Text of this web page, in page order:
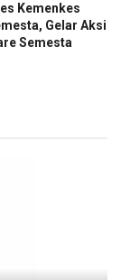
Kemenkes
Gelar Aksi
Semesta